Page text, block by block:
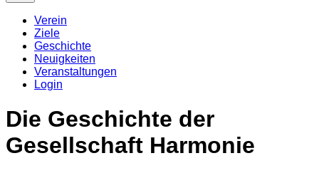
Verein
Ziele
Geschichte
Neuigkeiten
Veranstaltungen
Login
Die Geschichte der
Gesellschaft Harmonie